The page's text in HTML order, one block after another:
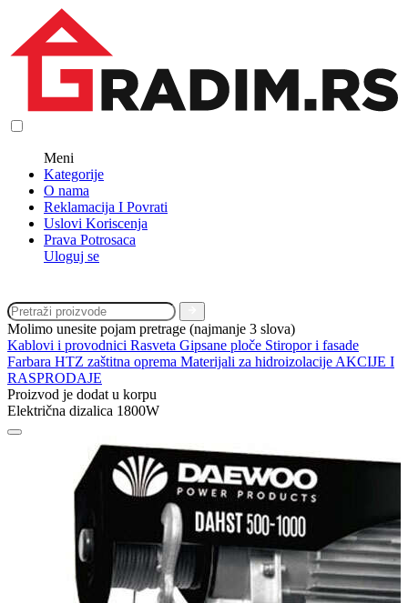
Meni
Kategorije
O nama
Reklamacija I Povrati
Uslovi Koriscenja
Prava Potrosaca
Uloguj se
Molimo unesite pojam pretrage (najmanje 3 slova)
Kablovi i provodnici Rasveta Gipsane ploče Stiropor i fasade
Farbara HTZ zaštitna oprema Materijali za hidroizolacije AKCIJE I
RASPRODAJE
Proizvod je dodat u korpu
Električna dizalica 1800W